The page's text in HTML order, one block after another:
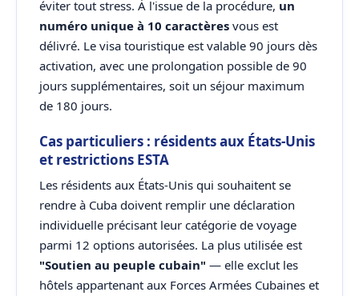
éviter tout stress. À l'issue de la procédure, un
numéro unique à 10 caractères vous est
délivré. Le visa touristique est valable 90 jours dès
activation, avec une prolongation possible de 90
jours supplémentaires, soit un séjour maximum
de 180 jours.
Cas particuliers : résidents aux États-Unis
et restrictions ESTA
Les résidents aux États-Unis qui souhaitent se
rendre à Cuba doivent remplir une déclaration
individuelle précisant leur catégorie de voyage
parmi 12 options autorisées. La plus utilisée est
"Soutien au peuple cubain" — elle exclut les
hôtels appartenant aux Forces Armées Cubaines et